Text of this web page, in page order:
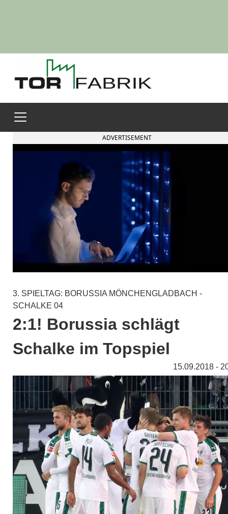
ADVERTISEMENT
3. SPIELTAG: BORUSSIA MÖNCHENGLADBACH -
SCHALKE 04
2:1! Borussia schlägt
Schalke im Topspiel
15.09.2018 -